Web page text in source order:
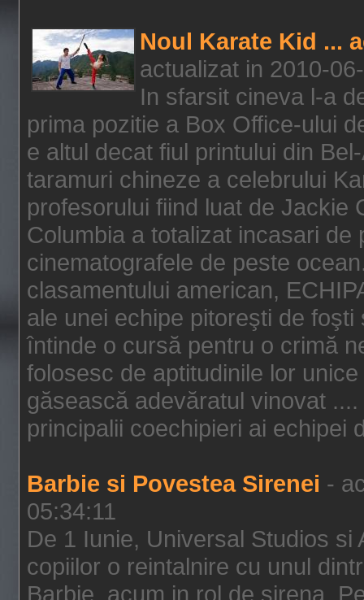
Noul Karate Kid ...
actualizat in 2010-
In sfarsit cineva l-a
prima pozitie a Box Office-ului
e altul decat fiul printului din
taramuri chineze a celebrului
profesorului fiind luat de Jackie
Columbia a totalizat incasari
cinematografele de peste
clasamentului american,
ale unei echipe pitoreşti de
întinde o cursă pentru o crimă
folosesc de aptitudinile lor
găsească adevăratul vinovat
principalii coechipieri ai echipei
Barbie si Povestea Sirenei -
05:34:11
De 1 Iunie, Universal Studios si
copiilor o reintalnire cu unul
Barbie, acum in rol de sirena.